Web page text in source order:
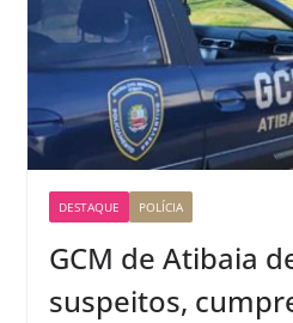
DESTAQUE POLÍCIA
GCM de Atibaia
suspeitos,